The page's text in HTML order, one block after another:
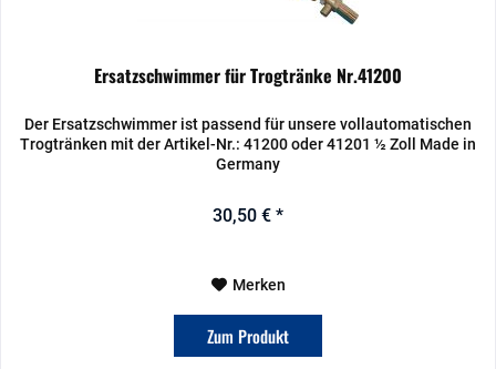
Ersatzschwimmer für Trogtränke Nr.41200
Der Ersatzschwimmer ist passend für unsere vollautomatischen
Trogtränken mit der Artikel-Nr.: 41200 oder 41201 ½ Zoll Made in
Germany
30,50 € *
Merken
Zum Produkt